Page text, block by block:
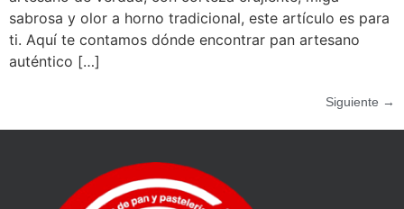
sabrosa y olor a horno tradicional, este artículo es para
ti. Aquí te contamos dónde encontrar pan artesano
auténtico […]
Siguiente →